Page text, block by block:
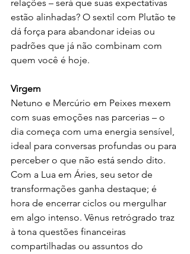
relações – será que suas expectativas
estão alinhadas? O sextil com Plutão te
dá força para abandonar ideias ou
padrões que já não combinam com
quem você é hoje.
Virgem
Netuno e Mercúrio em Peixes mexem
com suas emoções nas parcerias – o
dia começa com uma energia sensível,
ideal para conversas profundas ou para
perceber o que não está sendo dito.
Com a Lua em Áries, seu setor de
transformações ganha destaque; é
hora de encerrar ciclos ou mergulhar
em algo intenso. Vênus retrógrado traz
à tona questões financeiras
compartilhadas ou assuntos do